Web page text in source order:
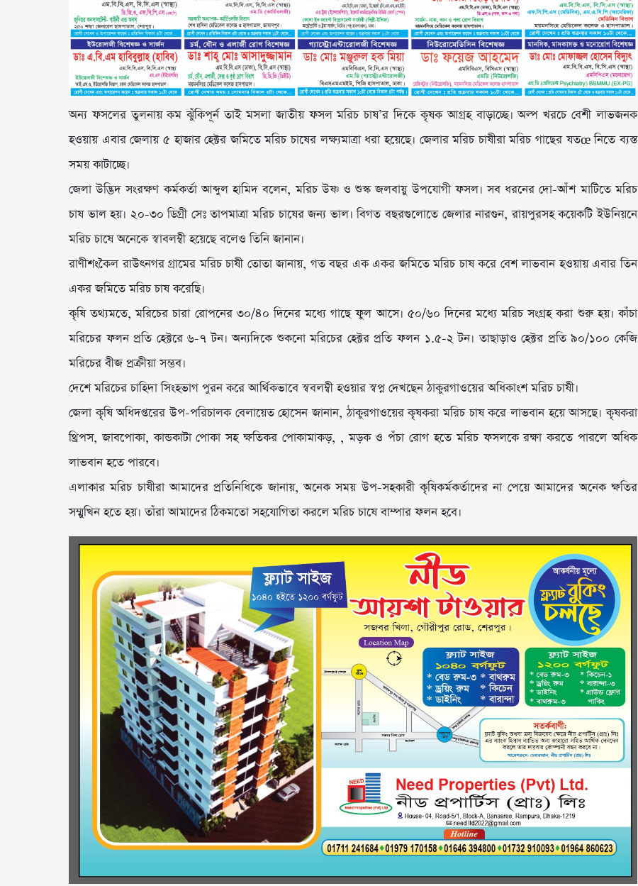
অন্য ফসলের তুলনায় কম ঝুঁকিপূর্ন তাই মসলা জাতীয় ফসল মরিচ চাষ’র দিকে কৃষক আগ্রহ বাড়াচ্ছে। অল্প খরচে বেশী লাভজনক
হওয়ায় এবার জেলায় ৫ হাজার হেক্টর জমিতে মরিচ চাষের লক্ষ্যমাত্রা ধরা হয়েছে। জেলার মরিচ চাষীরা মরিচ গাছের যতœ নিতে ব্যস্ত
সময় কাটাচ্ছে।
জেলা উদ্ভিদ সংরক্ষণ কর্মকর্তা আব্দুল হামিদ বলেন, মরিচ উষ্ণ ও শুস্ক জলবায়ু উপযোগী ফসল। সব ধরনের দো-আঁশ মাটিতে মরিচ
চাষ ভাল হয়। ২০-৩০ ডিগ্রী সেঃ তাপমাত্রা মরিচ চাষের জন্য ভাল। বিগত বছরগুলোতে জেলার নারগুন, রায়পুরসহ কয়েকটি ইউনিয়নে
মরিচ চাষে অনেকে স্বাবলম্বী হয়েছে বলেও তিনি জানান।
রাণীশংকৈল রাউৎনগর গ্রামের মরিচ চাষী তোতা জানায়, গত বছর এক একর জমিতে মরিচ চাষ করে বেশ লাভবান হওয়ায় এবার তিন
একর জমিতে মরিচ চাষ করেছি।
কৃষি তথ্যমতে, মরিচের চারা রোপনের ৩০/৪০ দিনের মধ্যে গাছে ফুল আসে। ৫০/৬০ দিনের মধ্যে মরিচ সংগ্রহ করা শুরু হয়। কাঁচা
মরিচের ফলন প্রতি হেক্টরে ৬-৭ টন। অন্যদিকে শুকনো মরিচের হেক্টর প্রতি ফলন ১.৫-২ টন। তাছাড়াও হেক্টর প্রতি ৯০/১০০ কেজি
মরিচের বীজ প্রক্রীয়া সম্ভব।
দেশে মরিচের চাহিদা সিংহভাগ পুরন করে আর্থিকভাবে স্ববলম্বী হওয়ার স্বপ্ন দেখছেন ঠাকুরগাওয়ের অধিকাংশ মরিচ চাষী।
জেলা কৃষি অধিদপ্তরের উপ-পরিচালক বেলায়েত হোসেন জানান, ঠাকুরগাওয়ের কৃষকরা মরিচ চাষ করে লাভবান হয়ে আসছে। কৃষকরা
থ্রিপস, জাবপোকা, কান্ডকাটা পোকা সহ ক্ষতিকর পোকামাকড়, , মড়ক ও পঁচা রোগ হতে মরিচ ফসলকে রক্ষা করতে পারলে অধিক
লাভবান হতে পারবে।
এলাকার মরিচ চাষীরা আমাদের প্রতিনিধিকে জানায়, অনেক সময় উপ-সহকারী কৃষিকর্মকর্তাদের না পেয়ে আমাদের অনেক ক্ষতির
সম্মুখিন হতে হয়। তাঁরা আমাদের ঠিকমতো সহযোগিতা করলে মরিচ চাষে বাম্পার ফলন হবে।